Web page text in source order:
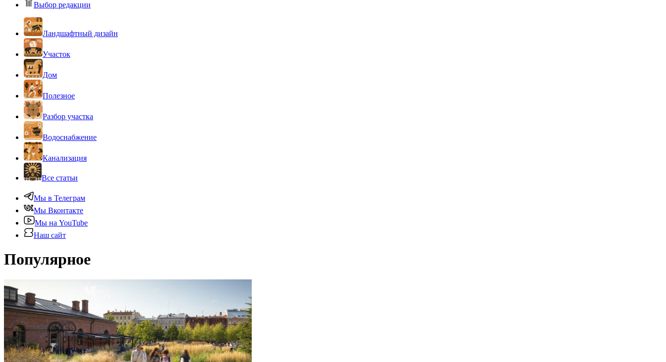
Выбор редакции
Ландшафтный дизайн
Участок
Дом
Полезное
Разбор участка
Водоснабжение
Канализация
Все статьи
Мы в Телеграм
Мы Вконтакте
Мы на YouTube
Наш сайт
Популярное